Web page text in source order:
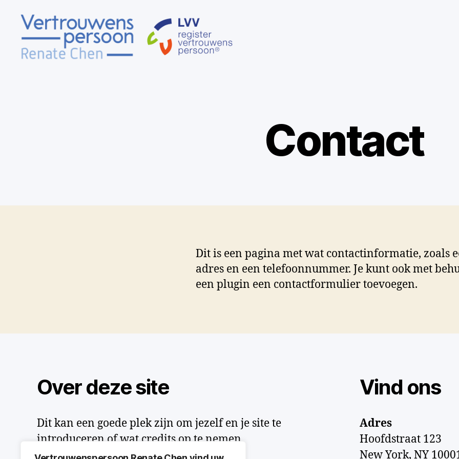
Contact
Dit is een pagina met wat contactinformatie, zoals
adres en een telefoonnummer. Je kunt ook met
een plugin een contactformulier toevoegen.
Over deze site
Dit kan een goede plek zijn om jezelf en je site te
introduceren of wat credits op te nemen.
Vind ons
Adres
Hoofdstraat 123
New York, NY